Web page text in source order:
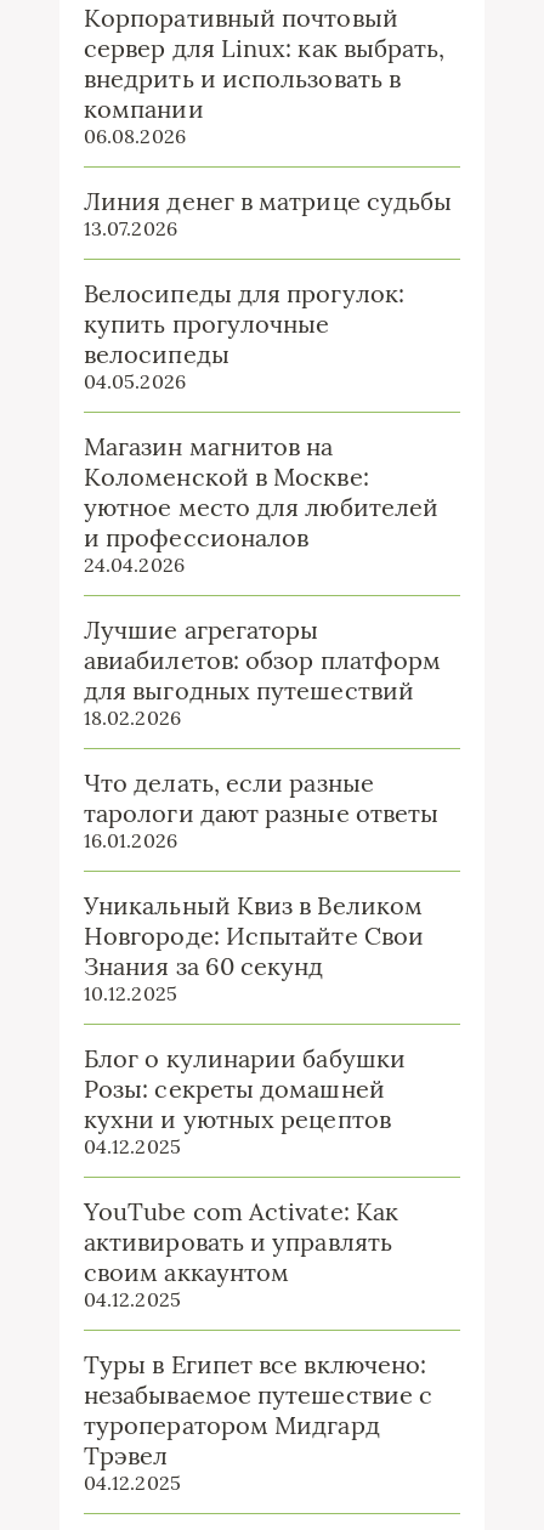
Корпоративный почтовый
сервер для Linux: как выбрать,
внедрить и использовать в
компании
06.08.2026
Линия денег в матрице судьбы
13.07.2026
Велосипеды для прогулок:
купить прогулочные
велосипеды
04.05.2026
Магазин магнитов на
Коломенской в Москве:
уютное место для любителей
и профессионалов
24.04.2026
Лучшие агрегаторы
авиабилетов: обзор платформ
для выгодных путешествий
18.02.2026
Что делать, если разные
тарологи дают разные ответы
16.01.2026
Уникальный Квиз в Великом
Новгороде: Испытайте Свои
Знания за 60 секунд
10.12.2025
Блог о кулинарии бабушки
Розы: секреты домашней
кухни и уютных рецептов
04.12.2025
YouTube com Activate: Как
активировать и управлять
своим аккаунтом
04.12.2025
Туры в Египет все включено:
незабываемое путешествие с
туроператором Мидгард
Трэвел
04.12.2025